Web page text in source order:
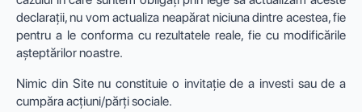
declarații, nu vom actualiza neapărat niciuna dintre acestea, fie
pentru a le conforma cu rezultatele reale, fie cu modificările
așteptărilor noastre.
Nimic din Site nu constituie o invitație de a investi sau de a
cumpăra acțiuni/părți sociale.